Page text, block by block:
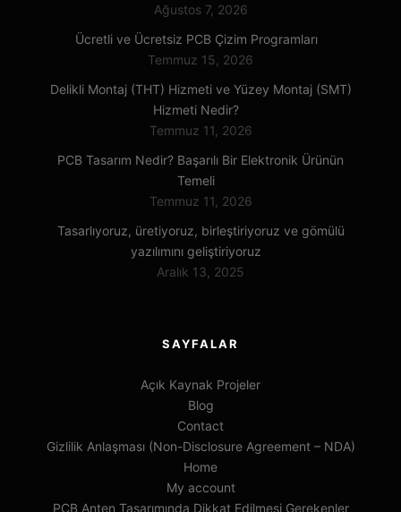
Ağustos 7, 2026
Ücretli ve Ücretsiz PCB Çizim Programları
Temmuz 15, 2026
Delikli Montaj (THT) Hizmeti ve Yüzey Montaj (SMT)
Hizmeti Nedir?
Temmuz 11, 2026
PCB Tasarım Nedir? Başarılı Bir Elektronik Ürünün
Temeli
Temmuz 11, 2026
Tasarlıyoruz, üretiyoruz, birleştiriyoruz ve gömülü
yazılımını geliştiriyoruz
Aralık 13, 2025
SAYFALAR
Açık Kaynak Projeler
Blog
Contact
Gizlilik Anlaşması (Non-Disclosure Agreement – NDA)
Home
My account
PCB Anten Tasarımında Dikkat Edilmesi Gerekenler